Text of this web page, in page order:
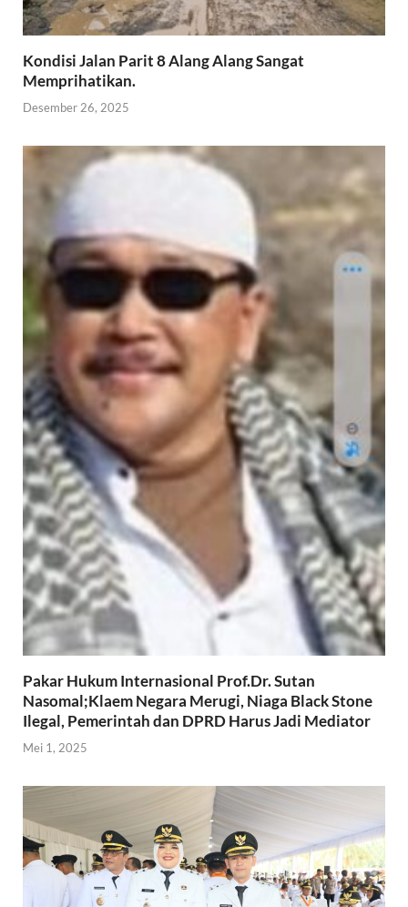
Kondisi Jalan Parit 8 Alang Alang Sangat
Memprihatikan.
Desember 26, 2025
Pakar Hukum Internasional Prof.Dr. Sutan
Nasomal;Klaem Negara Merugi, Niaga Black Stone
Ilegal, Pemerintah dan DPRD Harus Jadi Mediator
Mei 1, 2025